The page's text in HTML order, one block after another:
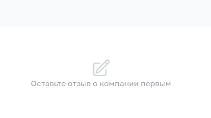
Оставьте отзыв о компании первым